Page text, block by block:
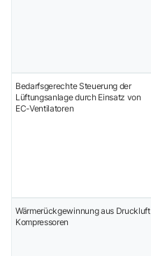
Bedarfsgerechte Steuerung der
Lüftungsanlage durch Einsatz von
EC-Ventilatoren
Wärmerückgewinnung aus Druckluft
Kompressoren